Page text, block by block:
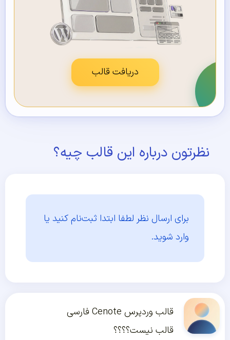
دریافت قالب
نظرتون درباره این قالب چیه؟
برای ارسال نظر لطفا ابتدا ثبت‌نام کنید یا
وارد شوید.
قالب وردپرس Cenote فارسی
قالب نیست؟؟؟؟